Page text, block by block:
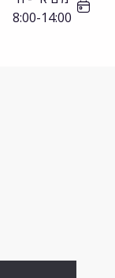
8:00-14:00